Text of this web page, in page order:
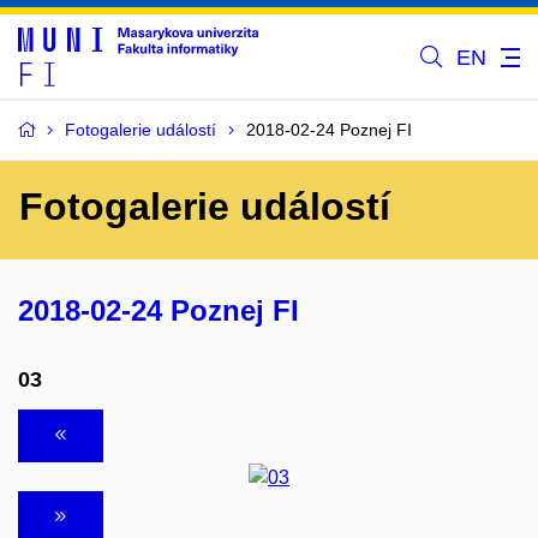
EN
Fotogalerie událostí 2018-02-24 Poznej FI
Fotogalerie událostí
2018-02-24 Poznej FI
03